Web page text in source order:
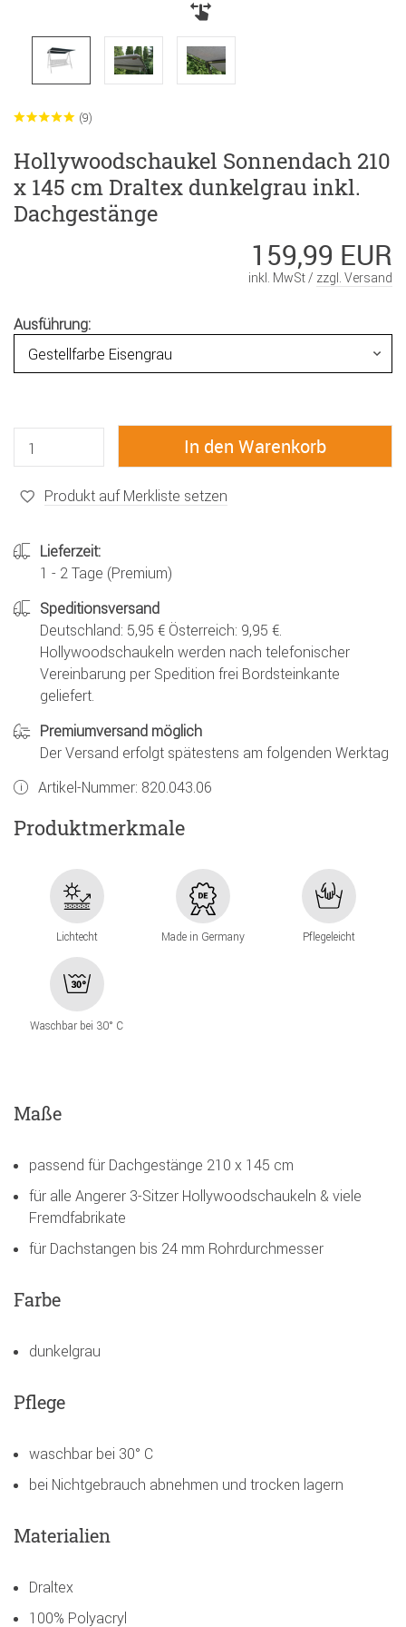
(9)
Hollywoodschaukel Sonnendach 210
x 145 cm Draltex dunkelgrau inkl.
Dachgestänge
159,99 EUR
inkl. MwSt / zzgl. Versand
Ausführung:
Produkt auf Merkliste setzen
Lieferzeit:
1 - 2 Tage (Premium)
Speditionsversand
Deutschland: 5,95 € Österreich: 9,95 €.
Hollywoodschaukeln werden nach telefonischer
Vereinbarung per Spedition frei Bordsteinkante
geliefert.
Premiumversand möglich
Der Versand erfolgt spätestens am folgenden Werktag
Artikel-Nummer: 820.043.06
Produktmerkmale
Lichtecht Made in Germany Pflegeleicht
Waschbar bei 30° C
Maße
passend für Dachgestänge 210 x 145 cm
für alle Angerer 3-Sitzer Hollywoodschaukeln & viele
Fremdfabrikate
für Dachstangen bis 24 mm Rohrdurchmesser
Farbe
dunkelgrau
Pflege
waschbar bei 30° C
bei Nichtgebrauch abnehmen und trocken lagern
Materialien
Draltex
100% Polyacryl